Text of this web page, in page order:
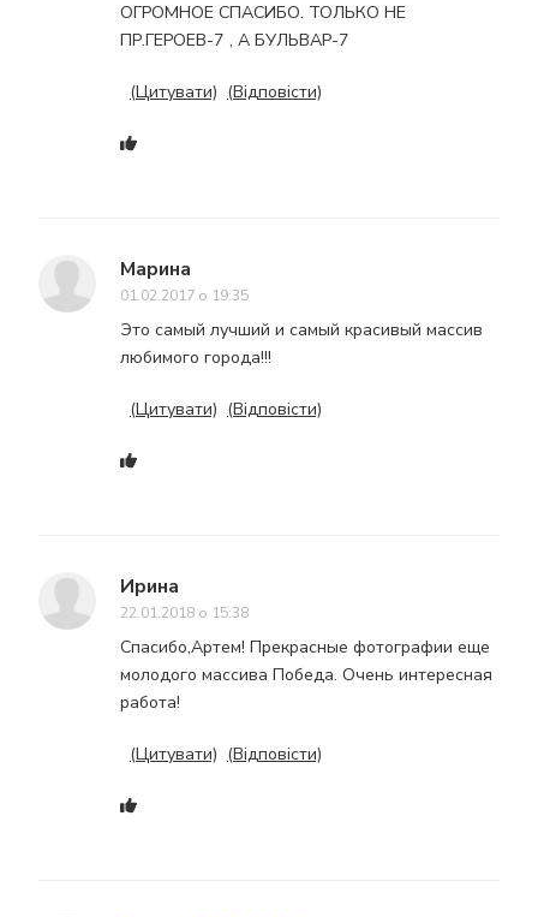
ОГРОМНОЕ СПАСИБО. ТОЛЬКО НЕ
ПР.ГЕРОЕВ-7 , А БУЛЬВАР-7
(Цитувати) (Відповісти)
Марина
01.02.2017 о 19:35
Это самый лучший и самый красивый массив
любимого города!!!
(Цитувати) (Відповісти)
Ирина
22.01.2018 о 15:38
Спасибо,Артем! Прекрасные фотографии еще
молодого массива Победа. Очень интересная
работа!
(Цитувати) (Відповісти)